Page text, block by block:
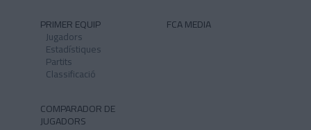
PRIMER EQUIP
Jugadors
Estadístiques
Partits
Classificació
FCA MEDIA
COMPARADOR DE
JUGADORS